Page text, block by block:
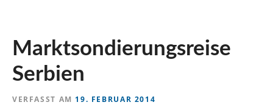
Marktsondierungsreise
Serbien
VERFASST AM 19. FEBRUAR 2014